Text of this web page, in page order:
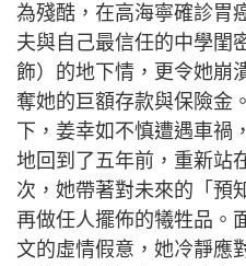
為殘酷，在高海寧確診胃
夫與自己最信任的中學閨
飾）的地下情，更令她崩
奪她的巨額存款與保險金
下，姜幸如不慎遭遇車禍
地回到了五年前，重新站
次，她帶著對未來的「預
再做任人擺佈的犧牲品。
文的虛情假意，她冷靜應